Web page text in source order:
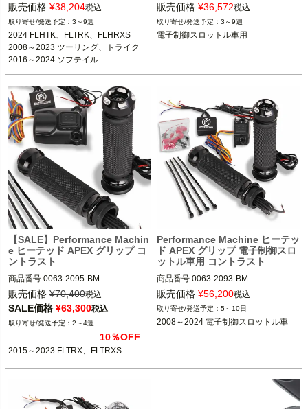
販売価格 ¥38,204税込
3～9週
2024 FLHTK、FLTRK、FLHRXS
2008～2023 ツーリング、トライク
2016～2024 ソフテイル
2011～2015 FLSTSE、FLSTNSE
2013～2014 FXSBSE
販売価格 ¥36,572税込
3～9週
電子制御スロットル車用
【SALE】Performance Machin
e ヒーテッド APEX グリップ コ
ントラスト
商品番号 0063-2095-BM
3OT：0631-0279
2015～2023 FLTRX、FLTRXS
Performance Machine（パフォーマン
スマシン）
販売価格 ¥70,400税込
SALE価格 ¥63,300税込
2～4週
10％OFF
2015～2023 FLTRX、FLTRXS
Performance Machine ヒーテッ
ド APEX グリップ 電子制御スロ
ットル車用 コントラスト
商品番号 0063-2093-BM
3OT：0631-0277
2008～2024 電子制御スロットル車
※2023～ FLHXSE、FLTRXSE、2024
Performance Machine（パフォーマン
販売価格 ¥56,200税込
5～10日
2008～2024 電子制御スロットル車